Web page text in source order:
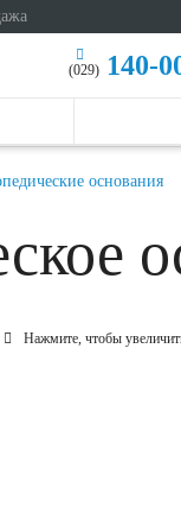
(029) 140-
основания
Нажмите, чтобы